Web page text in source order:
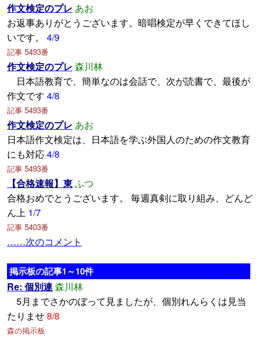
作文検定のプレ あお
お返事ありがとうございます。暗唱検定が早くできてほし
いです。
4/9
記事 5493番
作文検定のプレ 森川林
日本語教育で、簡単なのは会話で、次が読書で、最後が
作文です 4/8
記事 5493番
作文検定のプレ あお
日本語作文検定は、日本語を学ぶ外国人のための作文教育
にも対応4/8
記事 5493番
【合格速報】東ふつ
合格おめでとうございます。 毎週真剣に取り組み、どんど
ん上 1/7
記事 5403番
……次のコメント
掲示板の記事1～10件
Re: 個別連森川林
5月までさかのぼって見ましたが、個別れんらくは見当
たりませ8/8
森の掲示板